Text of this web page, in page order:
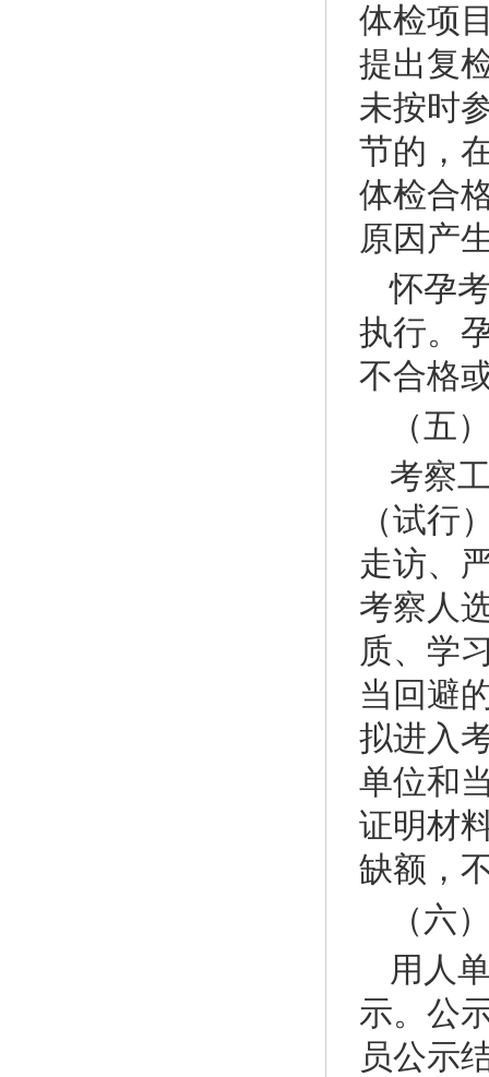
体检项
提出复
未按时
节的，
体检合
原因产
怀孕
执行。
不合格
（五
考察
（试行
走访、
考察人
质、学
当回避
拟进入
单位和
证明材
缺额，
（六
用人
示。公
员公示